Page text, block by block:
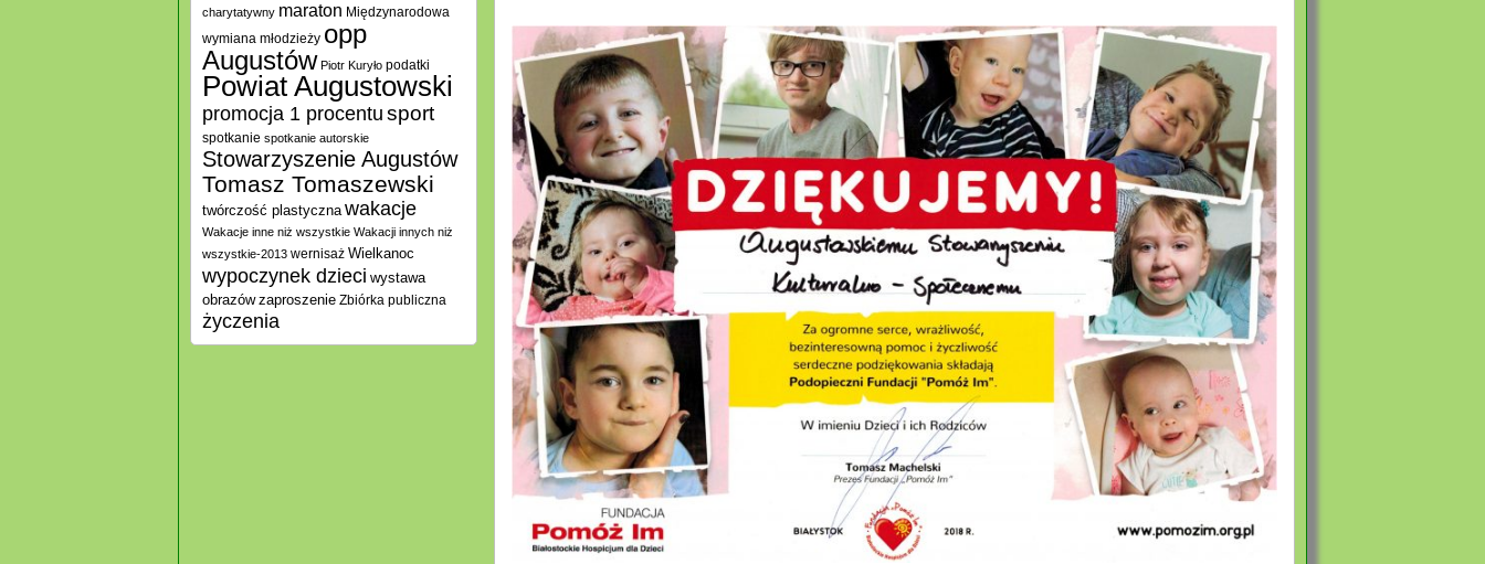
charytatywny maraton Międzynarodowa
wymiana młodzieży opp
Augustów Piotr Kuryło podatki
Powiat Augustowski
promocja 1 procentusport
spotkanie spotkanie autorskie
Stowarzyszenie Augustów
Tomasz Tomaszewski
twórczość plastyczna wakacje
Wakacje inne niż wszystkie Wakacji innych niż
wszystkie-2013 wernisaż Wielkanoc
wypoczynek dzieci wystawa
obrazów zaproszenie Zbiórka publiczna
życzenia